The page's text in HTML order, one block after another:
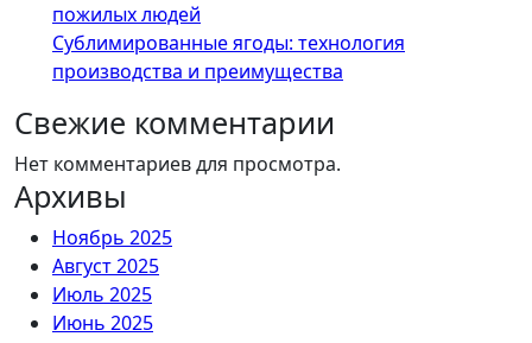
пожилых людей
Сублимированные ягоды: технология
производства и преимущества
Свежие комментарии
Нет комментариев для просмотра.
Архивы
Ноябрь 2025
Август 2025
Июль 2025
Июнь 2025